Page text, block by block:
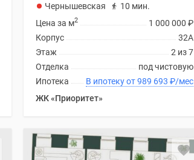
Чернышевская
10 мин.
1 000 000 ₽
Цена за м2
32А
Корпус
2 из 7
Этаж
под чистовую
Отделка
В ипотеку от 989 693 ₽/мес
Ипотека
ЖК «Приоритет»